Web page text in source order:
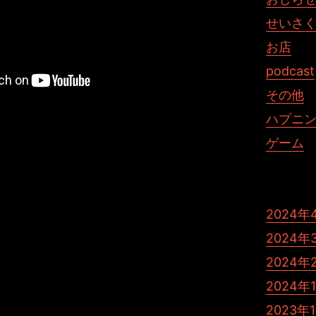
せいさく
お店
podcast
その他
ハプニ
ゲーム
2024年
2024年
2024年
2024年
2023年